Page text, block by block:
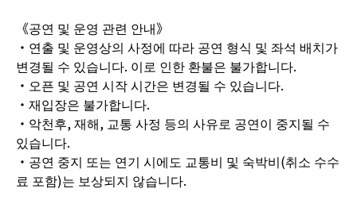
《공연 및 운영 관련 안내》
・연출 및 운영상의 사정에 따라 공연 형식 및 좌석 배치가
변경될 수 있습니다. 이로 인한 환불은 불가합니다.
・오픈 및 공연 시작 시간은 변경될 수 있습니다.
・재입장은 불가합니다.
・악천후, 재해, 교통 사정 등의 사유로 공연이 중지될 수
있습니다.
・공연 중지 또는 연기 시에도 교통비 및 숙박비(취소 수수
료 포함)는 보상되지 않습니다.